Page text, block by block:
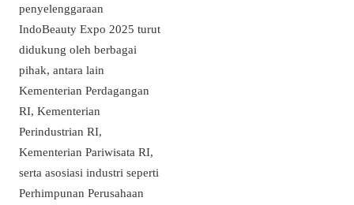
penyelenggaraan
IndoBeauty Expo 2025 turut
didukung oleh berbagai
pihak, antara lain
Kementerian Perdagangan
RI, Kementerian
Perindustrian RI,
Kementerian Pariwisata RI,
serta asosiasi industri seperti
Perhimpunan Perusahaan